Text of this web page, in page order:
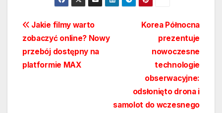
Nawigacja
wpisu
Korea Północna
prezentuje
nowoczesne
technologie
obserwacyjne:
odsłonięto drona i
samolot do wczesnego
Jakie filmy warto
zobaczyć online? Nowy
przebój dostępny na
platformie MAX